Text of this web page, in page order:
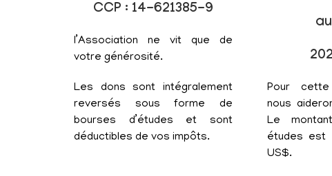
CCP : 14-621385-9
l’Association ne vit que de
votre générosité.
Les dons sont intégralement
reversés sous forme de
bourses d’études et sont
déductibles de vos impôts.
Pour cette
nous
Le
études est
US$.